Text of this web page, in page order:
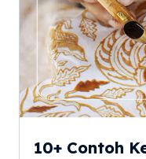
10+ Contoh